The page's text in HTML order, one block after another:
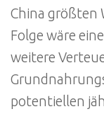
China größten
Folge wäre
weitere
potentiellen